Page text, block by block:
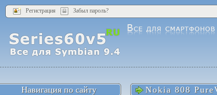
Регистрация Забыл пароль?
Nokia 808
Навигация по сайту